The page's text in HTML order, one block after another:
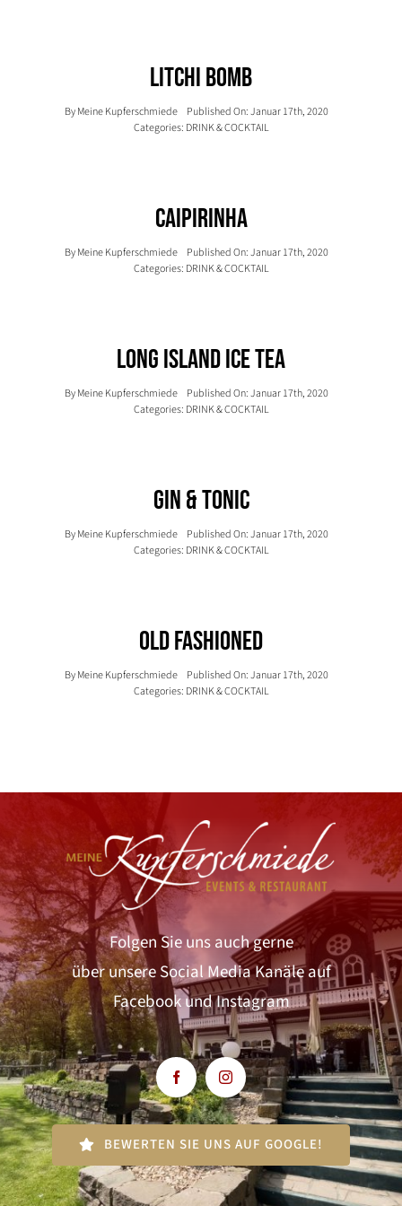
Litchi Bomb
ByMeine Kupferschmiede
Published On: Januar 17th, 2020
Categories: DRINK & COCKTAIL
Caipirinha
ByMeine Kupferschmiede
Published On: Januar 17th, 2020
Categories: DRINK & COCKTAIL
Long Island Ice Tea
ByMeine Kupferschmiede
Published On: Januar 17th, 2020
Categories: DRINK & COCKTAIL
Gin & Tonic
ByMeine Kupferschmiede
Published On: Januar 17th, 2020
Categories: DRINK & COCKTAIL
Old Fashioned
ByMeine Kupferschmiede
Published On: Januar 17th, 2020
Categories: DRINK & COCKTAIL
Folgen Sie uns auch gerne
über unsere Social Media Kanäle auf
Facebook und Instagram
BEWERTEN SIE UNS AUF GOOGLE!